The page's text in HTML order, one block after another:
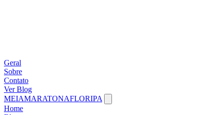
Geral
Sobre
Contato
Ver Blog
MEIAMARATONAFLORIPA
Home